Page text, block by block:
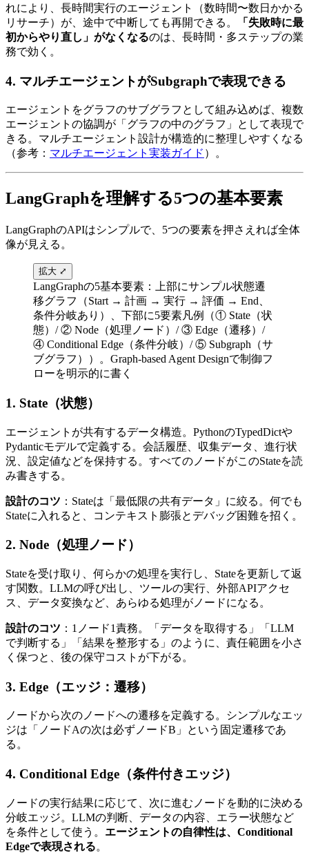
れに​より、​長時間実行の​エージェント​（数時間〜数​日かかる​
リサーチ）が、​途中で​中断しても​再開できる。
「失敗時に最
初からやり直し」がなくなるのは、​長時間・​多ステップの​業
務で​効く。
4. マルチエージェントが​​Subgraphで​​表現できる
エージェントを​グラフの​サブグラフと​して​組み込めば、​複数
エージェントの​協調が​「グラフの​中の​グラフ」と​して​表現で
きる。​マルチエージェント設計が​構造的に​整理しやすくなる​
（参考： マルチエージェント実装ガイド ）。
LangGraphを​​理解する​​5つの​​基本要素
LangGraphの​APIは​シンプルで、​5つの​要素を​押さえれば​全体​
像が​見える。
拡大 ⤢
LangGraphの5基本要素：上部にサンプル状態遷
移グラフ（Start → 計画 → 実行 → 評価 → End、
条件分岐あり）、下部に5要素凡例（① State（状
態）/ ② Node（処理ノード）/ ③ Edge（遷移）/
④ Conditional Edge（条件分岐）/ ⑤ Subgraph（サ
ブグラフ））。Graph-based Agent Designで制御フ
ローを明示的に書く
1. State​（状態）
エージェントが​共有する​データ構造。​Pythonの​TypedDictや​
Pydanticモデルで​定義する。​会話履歴、​収集データ、​進行状
況、​設定値などを​保持する。​すべての​ノードが​この​Stateを​読
み​書きする。
設計のコツ ：Stateは​「最低限の​共有データ」に​絞る。​何でも​
Stateに​入れると、​コンテキスト膨張と​デバッグ困難を​招く。
2. Node​（処理ノード）
Stateを​受け取り、​何らかの​処理を​実行し、​Stateを​更新して​返
す関数。​LLMの​呼び出し、​ツールの​実行、​外部​APIアクセ
ス、​データ変換など、​あらゆる​処理が​ノードに​なる。
設計のコツ ：1ノード1責務。​「データを​取得する」​「LLM
で​判断する」​「結果を​整形する」のように、​責任範囲を​小さ
く​保つと、​後の​保守コストが​下がる。
3. Edge​（エッジ：遷移）
ノードから​次の​ノードへの​遷移を​定義する。​シンプルな​エッ
ジは​「ノードAの​次は​必ずノードB」と​いう​固定遷移であ
る。
4. Conditional Edge​（条件付きエッジ）
ノードの​実行結果に​応じて、​次に​進むノードを​動的に​決める​
分岐エッジ。​LLMの​判断、​データの​内容、​エラー状態など
を​条件と​して​使う。 エージェントの自律性は、Conditional
Edgeで表現される。